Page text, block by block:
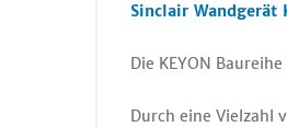
Sinclair Wandgerät
Die KEYON
Durch eine Vielzahl